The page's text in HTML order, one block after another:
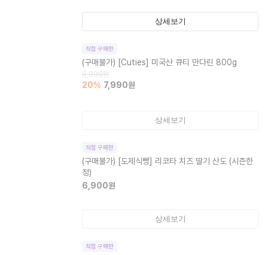
상세보기
직접 구매한
(구매불가) [Cuties] 미국산 큐티 만다린 800g
9,990원
20% 7,990원
상세보기
직접 구매한
(구매불가) [도제식빵] 리코타 치즈 딸기 산도 (시즌한
정)
6,900원
상세보기
직접 구매한